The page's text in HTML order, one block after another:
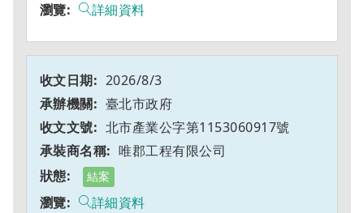
詳細資料
2026/8/3
臺北市政府
北市產業公字第1153060917號
唯郡工程有限公司
結案
詳細資料